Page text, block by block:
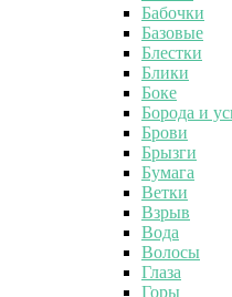
Бабочки
Базовые
Блестки
Блики
Боке
Борода и
Брови
Брызги
Бумага
Ветки
Взрыв
Вода
Волосы
Глаза
Горы